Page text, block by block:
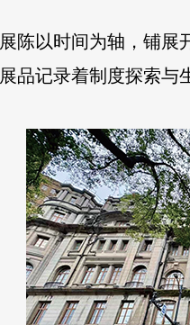
陈以时间为轴，铺
品记录着制度探索与